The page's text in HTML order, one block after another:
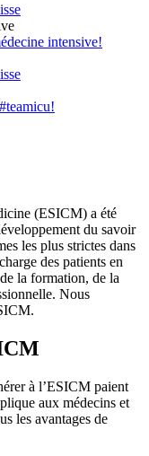
intensive!
(ESICM) a été
du savoir
les plus strictes dans
des patients en
la formation, de la
Nous
à l’ESICM paient
aux médecins et
les avantages de